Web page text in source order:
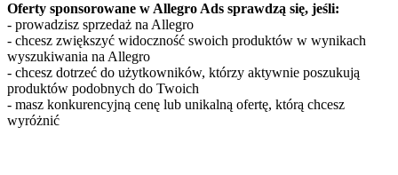
Oferty sponsorowane w Allegro Ads sprawdzą się, jeśli:
- prowadzisz sprzedaż na Allegro
- chcesz zwiększyć widoczność swoich produktów w wynikach
wyszukiwania na Allegro
- chcesz dotrzeć do użytkowników, którzy aktywnie poszukują
produktów podobnych do Twoich
- masz konkurencyjną cenę lub unikalną ofertę, którą chcesz
wyróżnić